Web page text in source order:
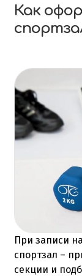
Как
При записи
спортзал –
секции и